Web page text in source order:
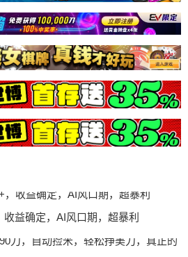
益确定，AI风口期，超暴利